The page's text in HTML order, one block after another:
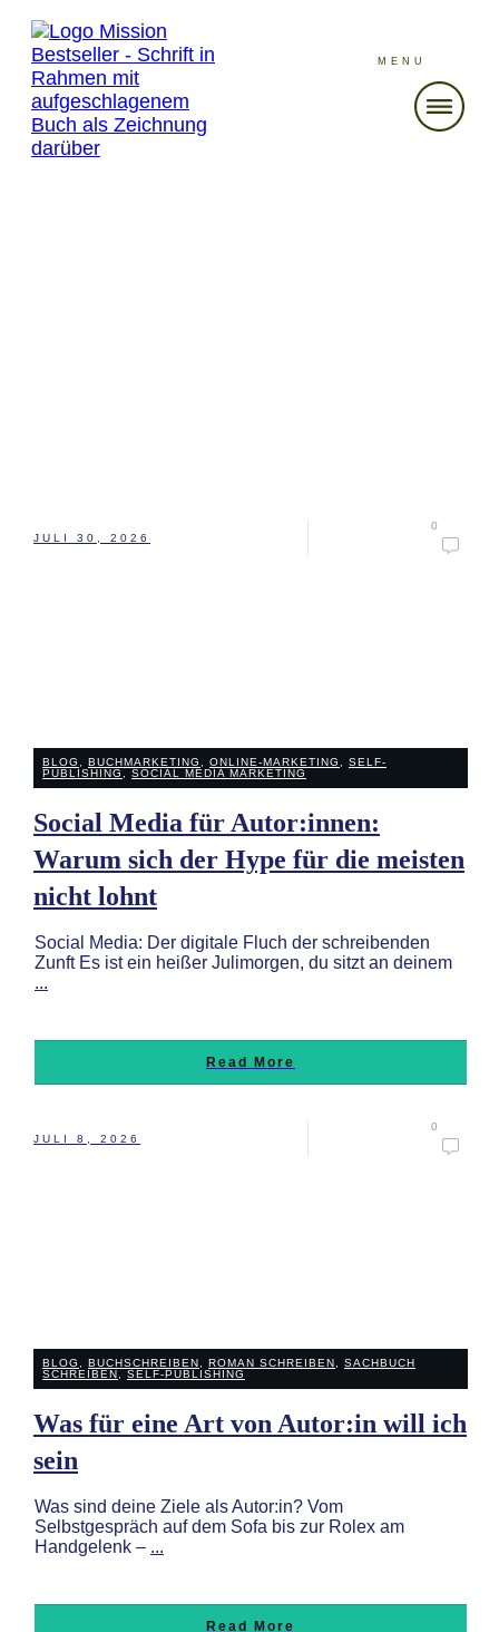
MENU
JULI 30, 2026
0
BLOG BUCHMARKETING ONLINE-MARKETING
SELF-
PUBLISHING
SOCIAL MEDIA MARKETING
Social Media für Autor:innen:
Warum sich der Hype für die meisten
nicht lohnt
Social Media: Der digitale Fluch der schreibenden
Zunft Es ist ein heißer Julimorgen, du sitzt an deinem
...
Read More
JULI 8, 2026
0
BLOG BUCHSCHREIBEN ROMAN SCHREIBEN
SACHBUCH
SCHREIBEN
SELF-PUBLISHING
Was für eine Art von Autor:in will ich
sein
Was sind deine Ziele als Autor:in? Vom
Selbstgespräch auf dem Sofa bis zur Rolex am
Handgelenk – ...
Read More